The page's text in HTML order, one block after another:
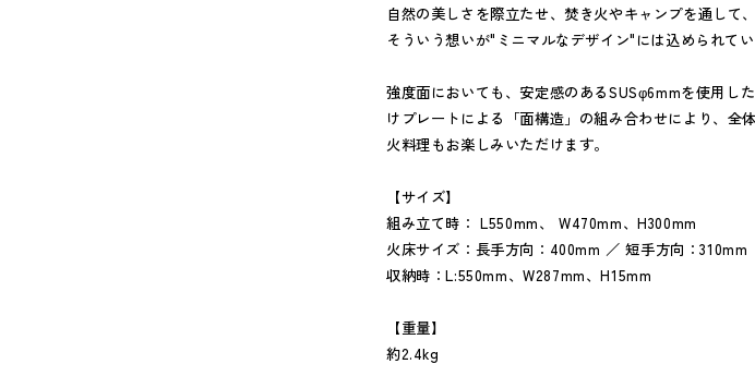
自然の美しさを際立たせ、焚き火やキャンプを通して
そういう想いが"ミニマルなデザイン"には込められてい
強度面においても、安定感のあるSUSφ6mmを使用し
けプレートによる「面構造」の組み合わせにより、全
火料理もお楽しみいただけます。
【サイズ】
組み立て時： L550mm、 W470mm、H300mm
火床サイズ：長手方向：400mm ／ 短手方向：310mm
収納時：L:550mm、W287mm、H15mm
【重量】
約2.4kg